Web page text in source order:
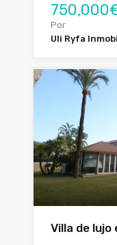
Por
Uli Ryfa
Villa de lujo